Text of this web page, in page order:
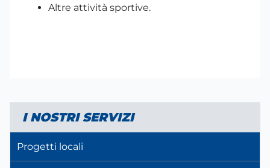
Altre attività sportive.
I NOSTRI SERVIZI
Progetti locali